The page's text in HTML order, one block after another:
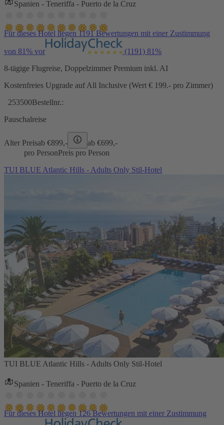
Spanien - Teneriffa - Puerto de la Cruz
Für dieses Hotel liegen 1191 Bewertungen mit einer Zustimmung
von 81% vor (1191) 81%
8-tägige Flugreise, Doppelzimmer Premium inkl. AI
Kostenfreies Upgrade auf All Inclusive (Wert € 199.- pro Zimmer)
253500Bestellnr.:
Pauschalreise
Alter Preisab €899,- ab €699,-
pro PersonPreis pro Person
TUI BLUE Atlantic Hills - Adults Only Stil-Hotel
TUI BLUE Atlantic Hills - Adults Only Stil-Hotel
Spanien - Teneriffa - Puerto de la Cruz
Für dieses Hotel liegen 126 Bewertungen mit einer Zustimmung